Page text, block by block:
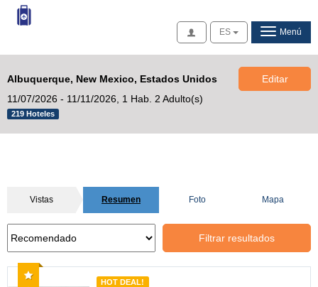
AccesoES Menú
Albuquerque, New Mexico, Estados Unidos
11/07/2026 - 11/11/2026,
1 Hab. 2 Adulto(s)
219 Hoteles
Editar
Vistas Resumen Foto Mapa
Filtrar resultados
Recomendado
HOT DEAL!